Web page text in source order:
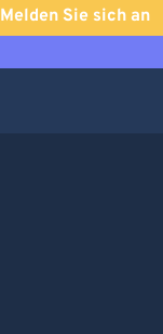
Melden Sie sich an